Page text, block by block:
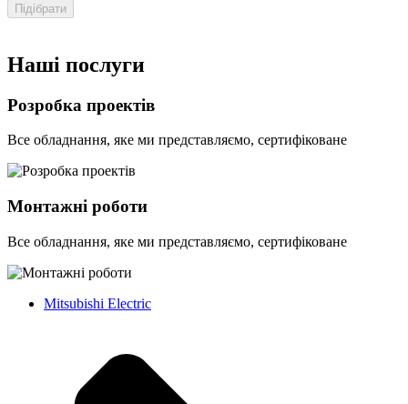
Підібрати
Наші послуги
Розробка проектів
Все обладнання, яке ми представляємо, сертифіковане
Монтажні роботи
Все обладнання, яке ми представляємо, сертифіковане
Mitsubishi Electric